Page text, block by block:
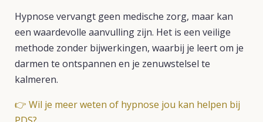
Hypnose vervangt geen medische zorg, maar kan
een waardevolle aanvulling zijn. Het is een veilige
methode zonder bijwerkingen, waarbij je leert om je
darmen te ontspannen en je zenuwstelsel te
kalmeren.
👉 Wil je meer weten of hypnose jou kan helpen bij